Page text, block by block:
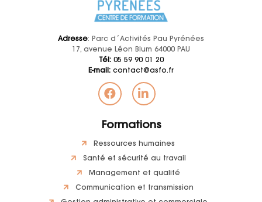
Adresse: Parc d´Activités Pau Pyrénées
17, avenue Léon Blum 64000 PAU
Tél:05 59 90 01 20
E-mail: contact@asfo.fr
Formations
Ressources humaines
Santé et sécurité au travail
Management et qualité
Communication et transmission